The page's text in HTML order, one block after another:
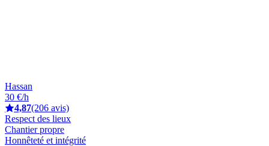
Hassan
30 €/h
4,87(206 avis)
Respect des lieux
Chantier propre
Honnêteté et intégrité